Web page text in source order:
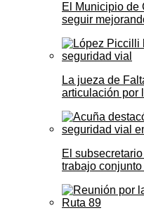
El Municipio de
seguir
La jueza de
articulación por
El
trabajo